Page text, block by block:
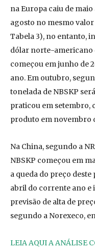
na Europa caiu de
agosto no mesmo
Tabela 3), no entanto,
dólar norte-americano
começou em junho de
ano. Em outubro,
tonelada de NBSKP
praticou em setembro,
produto em novembro
Na China, segundo a
NBSKP começou em
a queda do preço
abril do corrente ano e
previsão de alta de
segundo a Norexeco,
LEIA AQUI A ANÁLISE